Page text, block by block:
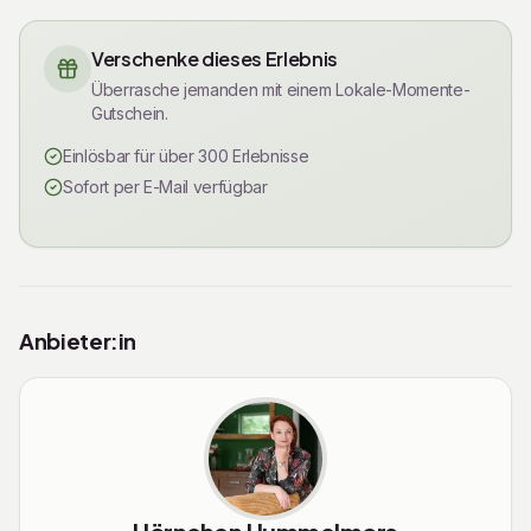
https://hoernchen-hummelmors.de/kurse-und-
veranstaltungen/
Verschenke dieses Erlebnis
Überrasche jemanden mit einem Lokale-Momente-
Gutschein.
Einlösbar für über 300 Erlebnisse
Sofort per E-Mail verfügbar
Anbieter:in